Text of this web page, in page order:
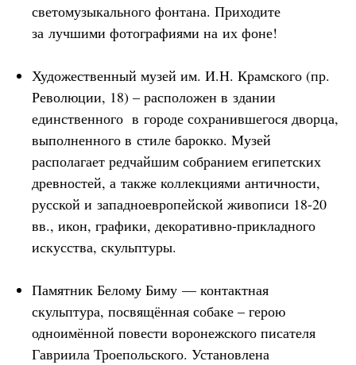
светомузыкального фонтана. Приходите
за лучшими фотографиями на их фоне!
Художественный музей им. И.Н. Крамского (пр.
Революции, 18) – расположен в здании
единственного в городе сохранившегося дворца,
выполненного в стиле барокко. Музей
располагает редчайшим собранием египетских
древностей, а также коллекциями античности,
русской и западноевропейской живописи 18-20
вв., икон, графики, декоративно-прикладного
искусства, скульптуры.
Памятник Белому Биму — контактная
скульптура, посвящённая собаке – герою
одноимённой повести воронежского писателя
Гавриила Троепольского. Установлена